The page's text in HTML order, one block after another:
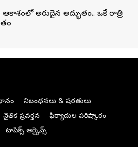
ఆకాశంలో అరుదైన అద్భుతం.. ఒకే రాత్రి
నిబంధనలు & షరతులు
నైతిక ప్రవర్తన
ఫిర్యాదుల పరిష్కారం
టాపిక్స్ ఆర్కైవ్స్